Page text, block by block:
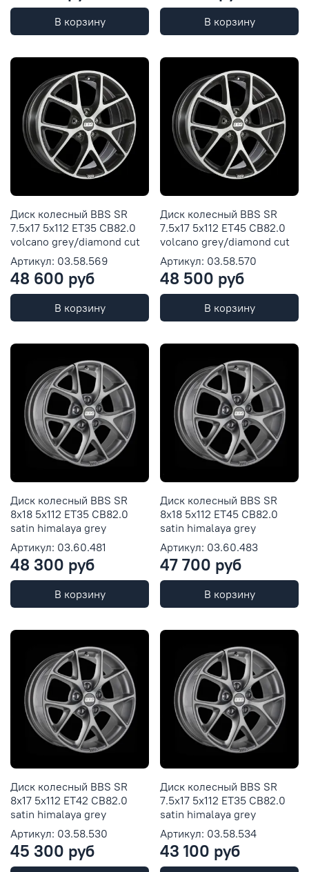
В корзину В корзину
Диск колесный BBS SR
7.5x17 5x112 ET35 CB82.0
volcano grey/diamond cut
Артикул: 03.58.569
48 600 руб
В корзину
Диск колесный BBS SR
7.5x17 5x112 ET45 CB82.0
volcano grey/diamond cut
Артикул: 03.58.570
48 500 руб
В корзину
Диск колесный BBS SR
8x18 5x112 ET35 CB82.0
satin himalaya grey
Артикул: 03.60.481
48 300 руб
В корзину
Диск колесный BBS SR
8x18 5x112 ET45 CB82.0
satin himalaya grey
Артикул: 03.60.483
47 700 руб
В корзину
Диск колесный BBS SR
8x17 5x112 ET42 CB82.0
satin himalaya grey
Артикул: 03.58.530
45 300 руб
Диск колесный BBS SR
7.5x17 5x112 ET35 CB82.0
satin himalaya grey
Артикул: 03.58.534
43 100 руб